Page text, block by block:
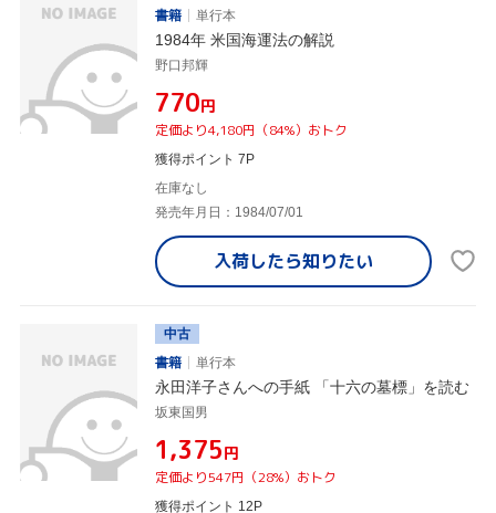
書籍
単行本
1984年 米国海運法の解説
野口邦輝
¥770円
定価より4,180円（84%）おトク
獲得ポイント 7P
在庫なし
発売年月日：1984/07/01
入荷したら知りたい
中古
書籍
単行本
永田洋子さんへの手紙 「十六の墓標」を読む
坂東国男
¥1,375円
定価より547円（28%）おトク
獲得ポイント 12P